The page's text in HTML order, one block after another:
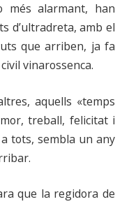
alarmant, han
d’ultradreta, amb el
que arriben, ja fa
vinarossenca.
aquells «temps
treball, felicitat i
tots, sembla un any
que la regidora de